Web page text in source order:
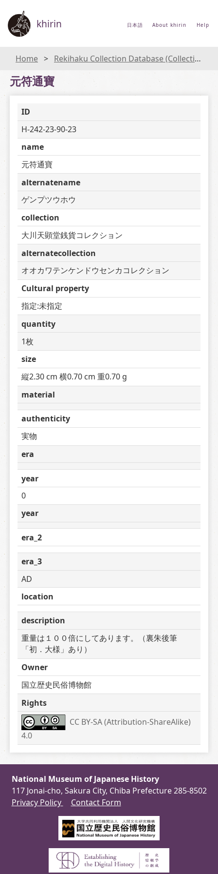
khirin 日本語 About khirin Help
Home Rekihaku Collection Database (Collections Database of the National Museum of Japanese History)
元符通寶
ID
H-242-23-90-23
name
元符通寶
alternatename
ゲンプツウホウ
collection
大川天顕堂銭貨コレクション
alternatecollection
オオカワテンケンドウセンカコレクション
Cultural property
指定:未指定
quantity
1枚
size
縦2.30 cm 横0.70 cm 重0.70 g
material
authenticity
実物
era
year
0
year
era_2
era_3
AD
location
description
重量は１００倍にしてあります。（裏朱後筆
「初．大様」あり）
Owner
国立歴史民俗博物館
Rights
CC BY-SA (Attribution-ShareAlike)
4.0
National Museum of Japanese History
117 Jonai-cho, Sakura City, Chiba Prefecture 285-8502
Privacy Policy
Contact Form